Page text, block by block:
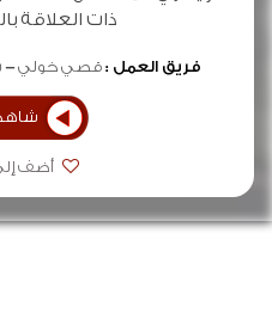
ذات العلاقة
فريق العمل :قصي خولي
شاهد
أضف